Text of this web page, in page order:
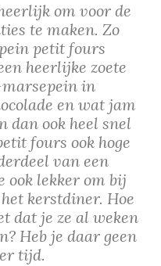
om voor de
te maken. Zo
petit fours
heerlijke zoete
in
en wat jam
dan ook heel snel
fours ook hoge
van een
ook lekker om bij
kerstdiner. Hoe
dat je ze al weken
Heb je daar geen
tijd.